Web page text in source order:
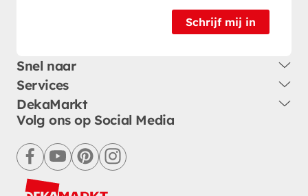
Schrijf mij in
Snel naar
Services
DekaMarkt
Volg ons op Social Media
facebookyoutubepinterestinstagram